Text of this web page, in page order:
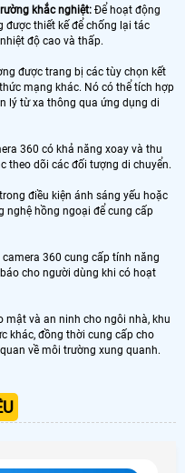
khắc nghiệt: Để hoạt động
được thiết kế để chống lại tác
độ cao và thấp.
được trang bị các tùy chọn kết
mạng khác. Nó có thể tích hợp
lý từ xa thông qua ứng dụng di
360 có khả năng xoay và thu
theo dõi các đối tượng di chuyển.
điều kiện ánh sáng yếu hoặc
nghệ hồng ngoại để cung cấp
camera 360 cung cấp tính năng
cho người dùng khi có hoạt
mật và an ninh cho ngôi nhà, khu
khác, đồng thời cung cấp cho
về môi trường xung quanh.